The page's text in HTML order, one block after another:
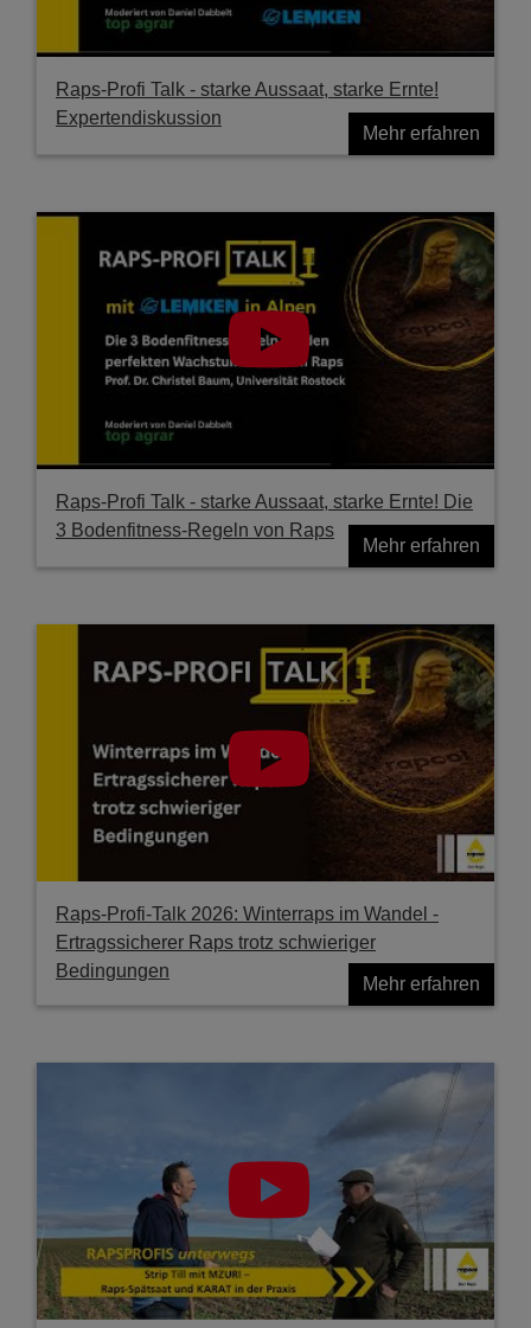
Raps-Profi Talk - starke Aussaat, starke Ernte!
Expertendiskussion
Mehr erfahren
Raps-Profi Talk - starke Aussaat, starke Ernte! Die
3 Bodenfitness-Regeln von Raps
Mehr erfahren
Raps-Profi-Talk 2026: Winterraps im Wandel -
Ertragssicherer Raps trotz schwieriger
Bedingungen
Mehr erfahren